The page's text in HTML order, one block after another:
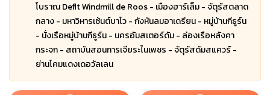
โบราณ Deflt Windmill de Roos - เมืองฮาร์เล็ม - จัตุรัสตลาด
กลาง - มหาวิหารเซ้นต์บาโว - กังหันลมอาเดรียน - หมู่บ้านกีธูร์น
- นั่งเรือหมู่บ้านกีธูร์น - นครอัมสเตอร์ดัม - ล่องเรือหลังคา
กระจก - สถาบันสอนการเจียระไนเพชร - จัตุรัสดัมสแควร์ -
ย่านโคมแดงเดอวัลเลน